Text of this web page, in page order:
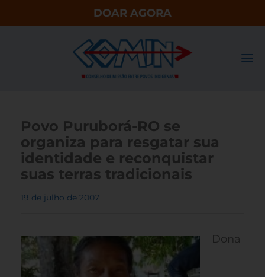
DOAR AGORA
Povo Puruborá-RO se
organiza para resgatar sua
identidade e reconquistar
suas terras tradicionais
19 de julho de 2007
Dona